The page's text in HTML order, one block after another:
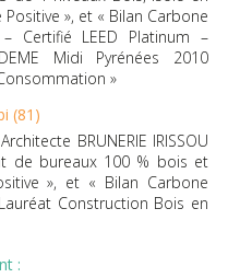
», et « Bilan Carbone
Certifié LEED Platinum –
Midi Pyrénées 2010
»
(81)
BRUNERIE IRISSOU
de bureaux 100 % bois et
», et « Bilan Carbone
Construction Bois en
: